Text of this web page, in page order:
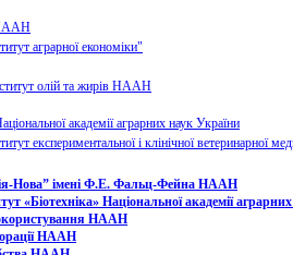
НААН
аграрної економіки"
олій та жирів НААН
академії аграрних наук України
експериментальної і клінічної ветеринарної
Нова” імені Ф.Е. Фальц-Фейна НААН
«Біотехніка» Національної академії
НААН
НААН